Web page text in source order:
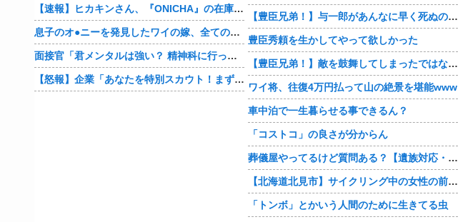
【速報】ヒカキンさん、『ONICHA』の在庫1万4400本を熊本県に発送
息子のオ●ニーを発見したワイの嫁、全ての対応を間違えてしまう…
面接官「君メンタルは強い？ 精神科に行った事は？ そういう薬飲んでたりしない？」→
【怒報】企業「あなたを特別スカウト！まずはカジュアル面談をしませんか？」 ワイ「ん？話だけでも聞いてやるか…」→
【豊臣兄弟！】与一郎があんなに早く死ぬの史実・・・？
豊臣秀頼を生かしてやって欲しかった
【豊臣兄弟！】敵を鼓舞してしまったではないか！って・・・・
ワイ将、往復4万円払って山の絶景を堪能www
車中泊で一生暮らせる事できるん？
「コストコ」の良さが分からん
葬儀屋やってるけど質問ある？【遺族対応・夜勤】
【北海道北見市】サイクリング中の女性の前にクマが突然飛び出す！ビックリしたのか慌てて森に戻る
「トンボ」とかいう人間のために生きてる虫